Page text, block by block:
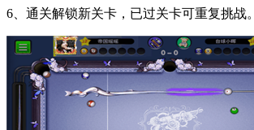
6、通关解锁新关卡，已过关卡可重复挑战。